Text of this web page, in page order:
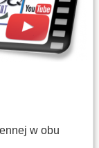
w obu